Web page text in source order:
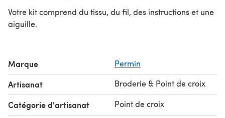
Votre kit comprend du tissu, du fil, des instructions et une
aiguille.
Marque Permin
Artisanat Broderie & Point de croix
Catégorie d'artisanat Point de croix